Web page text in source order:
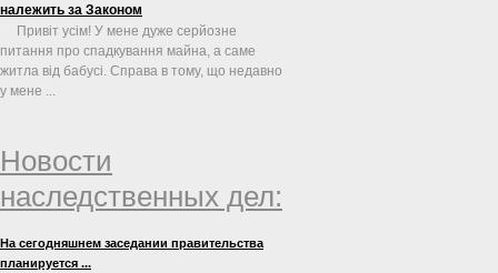
належить за Законом
Привіт усім! У мене дуже серйозне
питання про спадкування майна, а саме
житла від бабусі. Справа в тому, що недавно
у мене ...
Новости
наследственных дел:
На сегодняшнем заседании правительства
планируется ...